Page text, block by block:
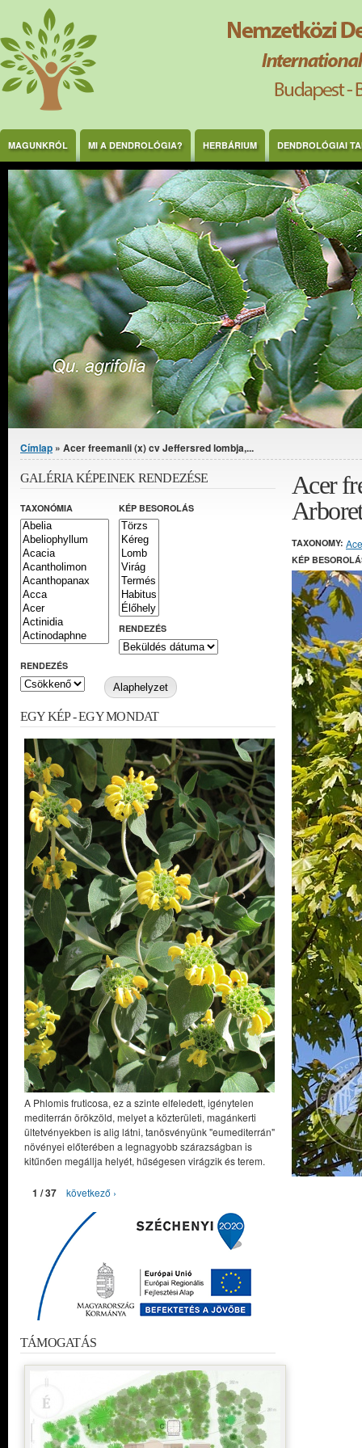
Ugrás a tartalomra
MAGUNKRÓL MI A DENDROLÓGIA? HERBÁRIUM DENDROLÓGIAI
Jelenlegi hely
Címlap » Acer freemanii (x) cv Jeffersred lombja,...
Acer
TAXONOMY:
KÉP
GALÉRIA KÉPEINEK RENDEZÉSE
TAXONÓMIA KÉP BESOROLÁS
RENDEZÉS
RENDEZÉS
EGY KÉP - EGY MONDAT
A Phlomis fruticosa, ez a szinte elfeledett, igénytelen
mediterrán örökzöld, melyet a közterületi, magánkerti
ültetvényekben is alig látni, tanösvényünk "eumediterrán"
növényei előterében a legnagyobb szárazságban is
kitűnően megállja helyét, hűségesen virágzik és terem.
1 / 37 következő ›
TÁMOGATÁS